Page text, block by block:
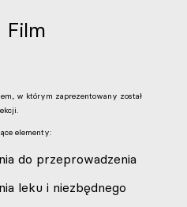
Film
w którym zaprezentowany został
elementy:
do przeprowadzenia
leku i niezbędnego